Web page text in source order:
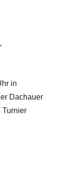
in
Dachauer
Turnier